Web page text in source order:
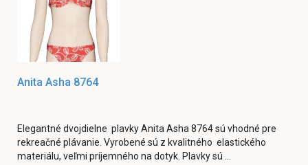
Anita Asha 8764
Elegantné dvojdielne plavky Anita Asha 8764 sú vhodné pre
rekreačné plávanie. Vyrobené sú z kvalitného elastického
materiálu, veľmi príjemného na dotyk. Plavky sú ...